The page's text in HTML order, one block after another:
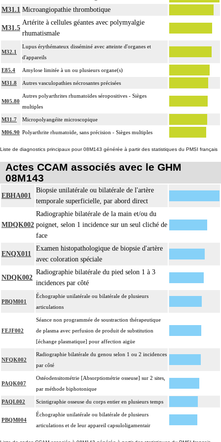
M31.1 Microangiopathie thrombotique
M31.5
Artérite à cellules géantes avec polymyalgie
rhumatismale
M32.1
Lupus érythémateux disséminé avec atteinte d'organes et
d'appareils
E85.4 Amylose limitée à un ou plusieurs organe(s)
M31.8 Autres vasculopathies nécrosantes précisées
M05.80
Autres polyarthrites rhumatoïdes séropositives - Sièges
multiples
M31.7 Micropolyangéite microscopique
M06.90 Polyarthrite rhumatoïde, sans précision - Sièges multiples
Liste de diagnostics principaux pour 08M143 générée à partir des statistiques du PMSI français
Actes CCAM associés avec le GHM
08M143
EBHA001
Biopsie unilatérale ou bilatérale de l'artère
temporale superficielle, par abord direct
MDQK002
Radiographie bilatérale de la main et/ou du
poignet, selon 1 incidence sur un seul cliché de
face
ENQX011
Examen histopathologique de biopsie d'artère
avec coloration spéciale
NDQK002
Radiographie bilatérale du pied selon 1 à 3
incidences par côté
PBQM001
Échographie unilatérale ou bilatérale de plusieurs
articulations
FEJF002
Séance non programmée de soustraction thérapeutique
de plasma avec perfusion de produit de substitution
[échange plasmatique] pour affection aigüe
NFQK002
Radiographie bilatérale du genou selon 1 ou 2 incidences
par côté
PAQK007
Ostéodensitométrie [Absorptiométrie osseuse] sur 2 sites,
par méthode biphotonique
PAQL002 Scintigraphie osseuse du corps entier en plusieurs temps
PBQM004
Échographie unilatérale ou bilatérale de plusieurs
articulations et de leur appareil capsuloligamentair